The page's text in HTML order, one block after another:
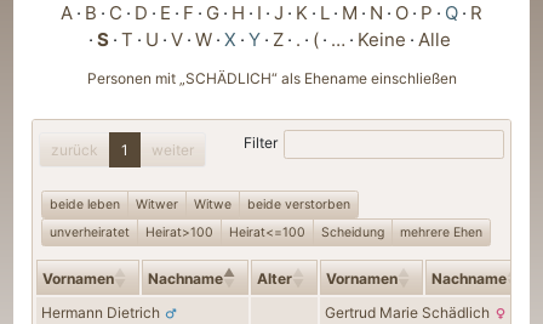
A B C D E F G H I J K L M N O P Q R
S T U V W X Y Z . ( … Keine Alle
Personen mit „SCHÄDLICH“ als Ehename einschließen
zurück 1 weiter Filter
beide leben Witwer Witwe
beide verstorben
unverheiratet
Heirat>100 Heirat<=100 Scheidung mehrere Ehen
Vornamen Nachname Alter Vornamen Nachname
Hermann Dietrich Gertrud Marie Schädlich